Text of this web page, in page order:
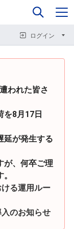
ログイン
0
われた皆さ
を8月17日
延が発生する
が、何卒ご理
る運用ルー
のお知らせ